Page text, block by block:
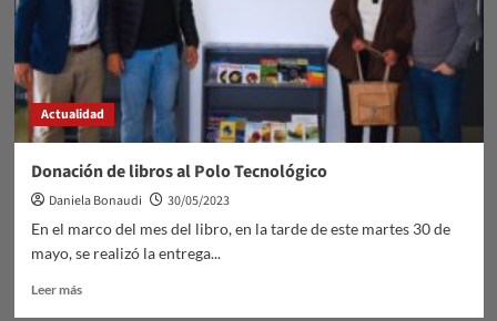
Actualidad
Donación de libros al Polo Tecnológico
Daniela Bonaudi
30/05/2023
En el marco del mes del libro, en la tarde de este martes 30 de
mayo, se realizó la entrega...
Leer másLeer